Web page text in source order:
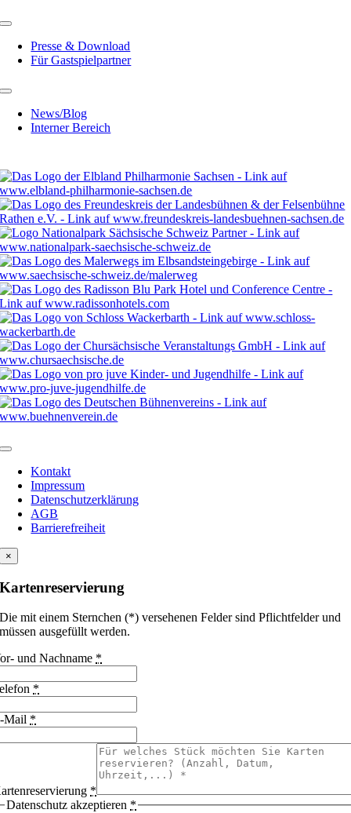
Presse & Download
Für Gastspielpartner
News/Blog
Interner Bereich
Kontakt
Impressum
Datenschutzerklärung
AGB
Barrierefreiheit
×
Kartenreservierung
Die mit einem Sternchen (*) versehenen Felder sind Pflichtfelder und
müssen ausgefüllt werden.
und Nachname *
*
Mail *
*
Datenschutz akzeptieren *